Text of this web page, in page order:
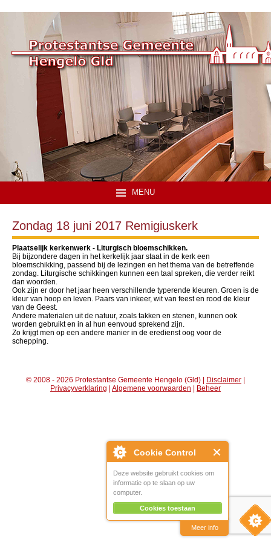
Cookie Control
Deze website gebruikt cookies om
informatie op te slaan op uw
computer.
Cookies toestaan
Meer info
MENU
Zondag 18 juni 2017 Remigiuskerk
Plaatselijk kerkenwerk - Liturgisch bloemschikken.
Bij bijzondere dagen in het kerkelijk jaar staat in de kerk een
bloemschikking, passend bij de lezingen en het thema van de betreffende
zondag. Liturgische schikkingen kunnen een taal spreken, die verder reikt
dan woorden.
Ook zijn er door het jaar heen verschillende typerende kleuren. Groen is de
kleur van hoop en leven. Paars van inkeer, wit van feest en rood de kleur
van de Geest.
Andere materialen uit de natuur, zoals takken en stenen, kunnen ook
worden gebruikt en in al hun eenvoud sprekend zijn.
Zo krijgt men op een andere manier in de eredienst oog voor de
schepping.
© 2008 - 2026 Protestantse Gemeente Hengelo (Gld) | Disclaimer |
Privacyverklaring | Algemene voorwaarden | Beheer